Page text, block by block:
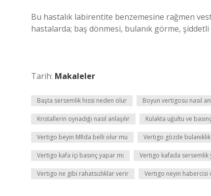
Bu hastalık labirentite benzemesine rağmen
hastalarda; baş dönmesi, bulanık görme,
Tarih: Makaleler
Başta sersemlik hissi neden olur Boyun vertigosu nasıl
Kristallerin oynadığı nasıl anlaşılır Kulakta uğultu ve
Vertigo beyin MRda belli olur mu Vertigo gözde
Vertigo kafa içi basınç yapar mı Vertigo kafada sersemlik
Vertigo ne gibi rahatsızlıklar verir Vertigo neyin habercisi